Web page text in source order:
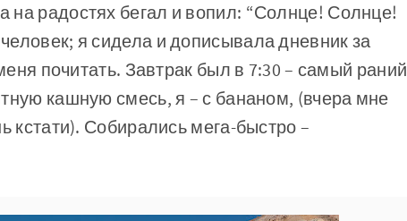
радостях бегал и вопил: “Солнце! Солнце!
я сидела и дописывала дневник за
почитать. Завтрак был в 7:30 – самый раний
кашную смесь, я – с бананом, (вчера мне
кстати). Собирались мега-быстро –